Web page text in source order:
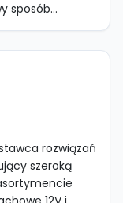
sposób...
rozwiązań
szeroką